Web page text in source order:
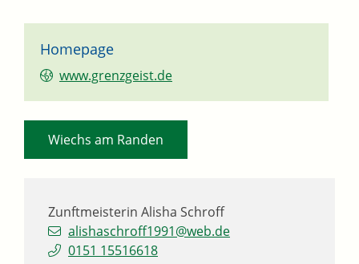
Homepage
www.grenzgeist.de
Zunftmeisterin Alisha Schroff
alishaschroff1991@web.de
0151 15516618
Wiechs am Randen